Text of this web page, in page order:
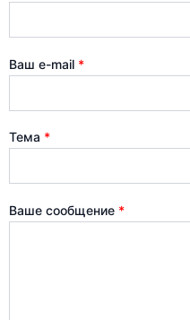
Ваш e-mail *
Тема *
Ваше сообщение *